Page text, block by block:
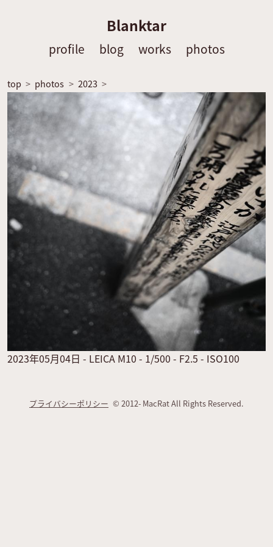
Blanktar
profile blog works photos
top photos 2023
2023年05月04日 - LEICA M10 - 1/500 - F2.5 - ISO100
プライバシーポリシー © 2012- MacRat All Rights Reserved.